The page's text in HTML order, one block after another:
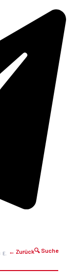
← Zurück🔍 Suche